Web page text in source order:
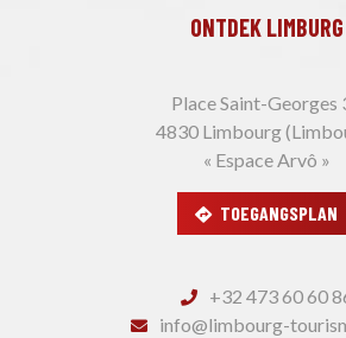
ONTDEK LIMBURG
Place Saint-Georges
4830 Limbourg
« Espace Arvô »
TOEGANGSPLAN
+32 473 60 60
info@limbourg-